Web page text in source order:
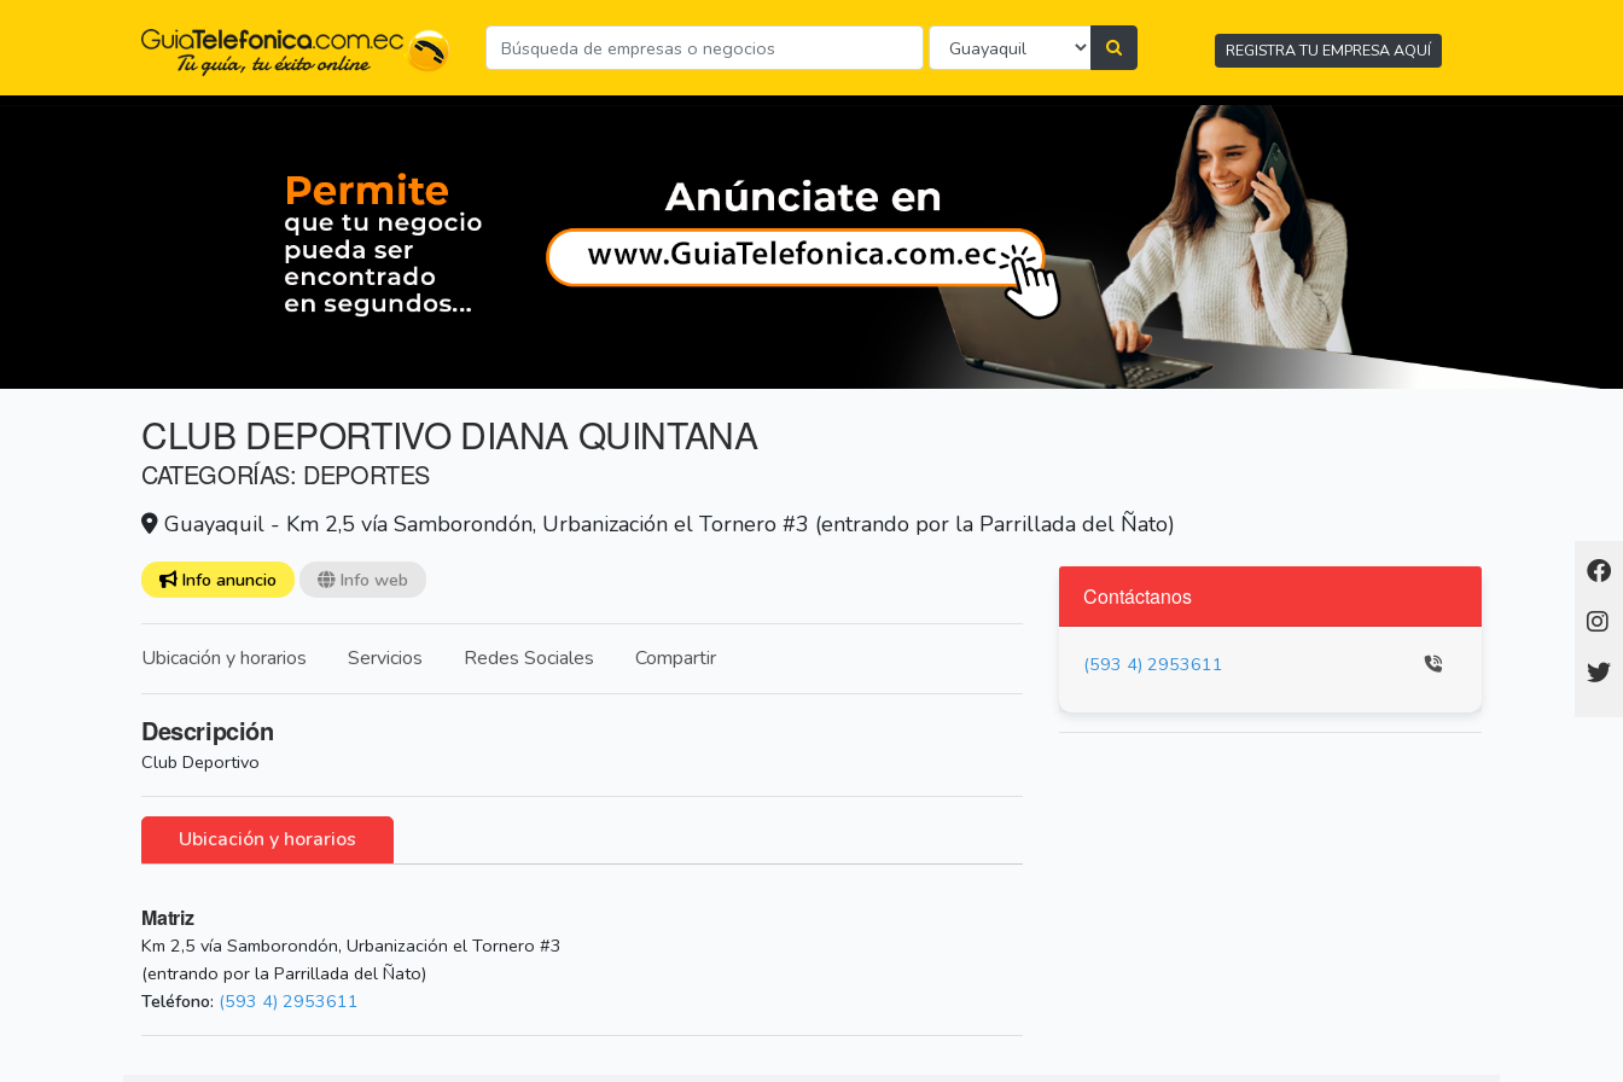
REGISTRA TU EMPRESA AQUÍ
CLUB DEPORTIVO DIANA QUINTANA
CATEGORÍAS: DEPORTES
Guayaquil - Km 2,5 vía Samborondón, Urbanización el Tornero #3 (entrando por la Parrillada del Ñato)
Info anuncio Info web
Ubicación y horarios Servicios Redes Sociales Compartir
Descripción
Club Deportivo
Ubicación y horarios
Matriz
Km 2,5 vía Samborondón, Urbanización el Tornero #3
(entrando por la Parrillada del Ñato)
Teléfono: (593 4) 2953611
Contáctanos
(593 4) 2953611